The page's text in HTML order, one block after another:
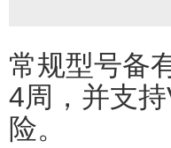
常规型号备
4周，并支
险。